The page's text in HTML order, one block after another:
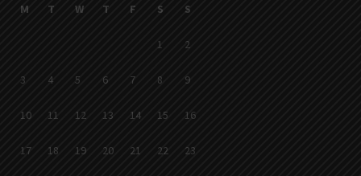
M
T W T F S S
1 2
3 4 5 6 7 8 9
10 11 12 13 14 15 16
17 18 19 20 21 22 23